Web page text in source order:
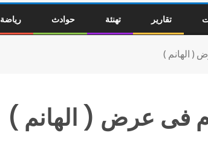
تقارير تهنئة حوادث رياضة
( الهانم )
فى عرض ( الهانم )